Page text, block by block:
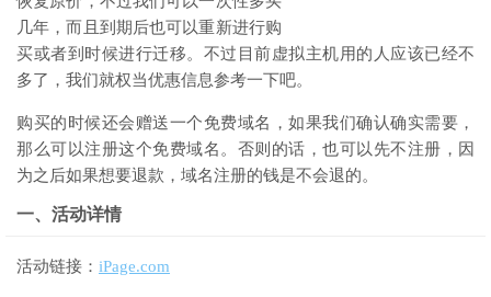
几年，而且到期后也可以重新进行购
买或者到时候进行迁移。不过目前虚拟主机用的人应该已经不
多了，我们就权当优惠信息参考一下吧。
购买的时候还会赠送一个免费域名，如果我们确认确实需要，
那么可以注册这个免费域名。否则的话，也可以先不注册，因
为之后如果想要退款，域名注册的钱是不会退的。
一、活动详情
活动链接： iPage.com